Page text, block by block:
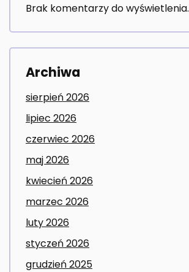
Brak komentarzy do wyświetlenia.
Archiwa
sierpień 2026
lipiec 2026
czerwiec 2026
maj 2026
kwiecień 2026
marzec 2026
luty 2026
styczeń 2026
grudzień 2025